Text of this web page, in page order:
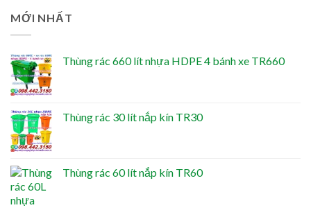
MỚI NHẤT
Thùng rác 660 lít nhựa HDPE 4 bánh xe TR660
Thùng rác 30 lít nắp kín TR30
Thùng rác 60 lít nắp kín TR60